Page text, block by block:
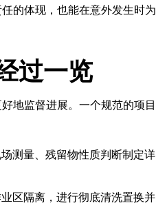
的体现，也能在意外发生时为
过一览
地监督进展。一个规范的项目
测量、残留物性质判断制定详
区隔离，进行彻底清洗置换并